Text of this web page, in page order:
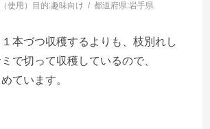
使用）目的:趣味向け 都道府県:岩手県
本づつ収穫するよりも、枝別れし
で切って収穫しているので、
ています。